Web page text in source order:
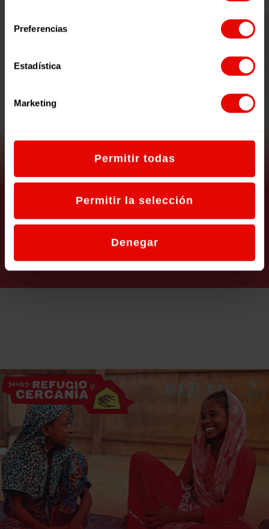
Preferencias
Estadística
Marketing
Permitir todas
Permitir la selección
Denegar
Un Mundo de Cuento: Unidad
Didáctica